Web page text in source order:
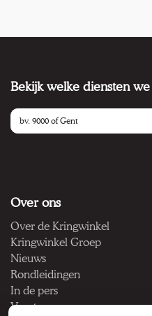
Bekijk welke diensten
Over ons
Over de Kringwinkel
Kringwinkel Groep
Nieuws
Rondleidingen
In de pers
Vacatures